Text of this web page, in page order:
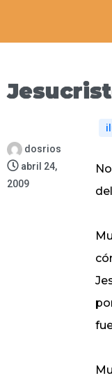
dosrios
abril 24,
2009